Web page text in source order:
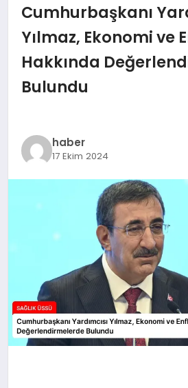
SPOR & FITNESS
Cumhurbaşkanı
Yılmaz, Ekonomi ve
Hakkında
Bulundu
haber
17 Ekim 2024